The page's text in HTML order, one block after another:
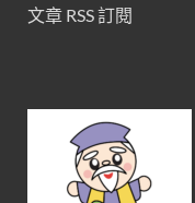
文章 RSS 訂閱